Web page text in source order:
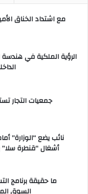
مع اشتداد الخناق
جمعيات التجار
نائب يضع “الوزارة”
أشغال “قنطرة سلا”
ما حقيقة برنامج